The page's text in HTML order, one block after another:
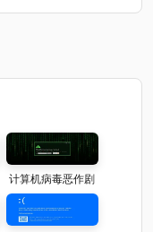
计算机病毒恶作剧